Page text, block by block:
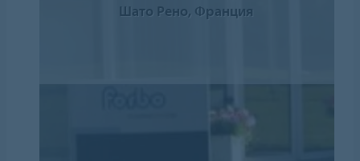
Шато Рено, Франция